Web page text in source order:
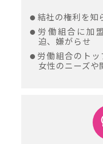
結社の権利を知
労働組合に加
迫、嫌がらせ
労働組合のトッ
女性のニーズや